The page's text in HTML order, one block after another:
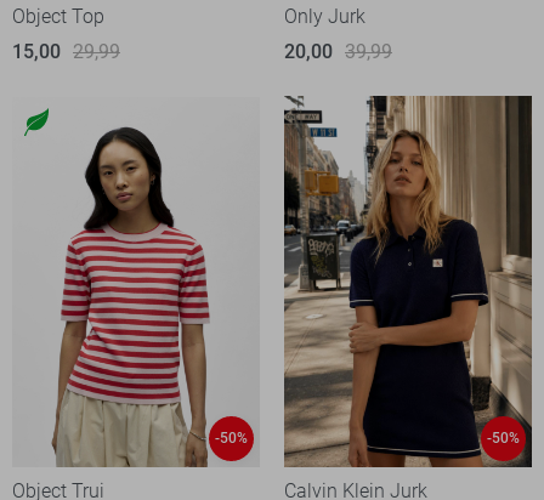
Object Top
15,00 29,99
Only Jurk
20,00 39,99
-50%
Object Trui
-50%
Calvin Klein Jurk